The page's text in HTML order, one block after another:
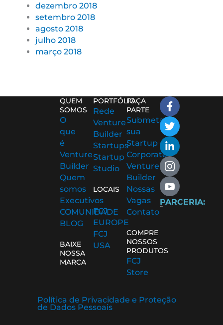
dezembro 2018
setembro 2018
agosto 2018
julho 2018
março 2018
QUEM
SOMOS
O
que
é
Venture
Builder
Quem
somos
Executivos
COMUNIDADE
BLOG
BAIXE
NOSSA
MARCA
PORTFÓLIO
Rede
Venture
Builder
Startups
Startup
Studio
LOCAIS
FCJ
EUROPE
FCJ
USA
FAÇA
PARTE
Submeta
sua
Startup
Corporate
Venture
Builder
Nossas
Vagas
Contato
COMPRE
NOSSOS
PRODUTOS
FCJ
Store
F
a
c
e
b
o
o
k
-
f
T
w
i
t
t
e
r
L
i
n
k
e
d
i
n
-
i
n
I
c
o
n
-
i
n
s
t
a
g
I
c
o
n
-
y
o
u
t
u
b
PARCERIA:
Política de Privacidade e Proteção
de Dados Pessoais